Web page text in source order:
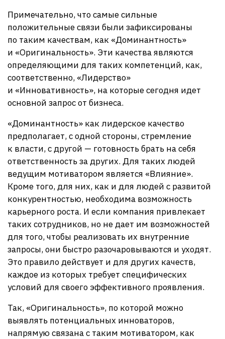
Примечательно, что самые сильные
положительные связи были зафиксированы
по таким качествам, как «Доминантность»
и «Оригинальность». Эти качества являются
определяющими для таких компетенций, как,
соответственно, «Лидерство»
и «Инновативность», на которые сегодня идет
основной запрос от бизнеса.
«Доминантность» как лидерское качество
предполагает, с одной стороны, стремление
к власти, с другой — готовность брать на себя
ответственность за других. Для таких людей
ведущим мотиватором является «Влияние».
Кроме того, для них, как и для людей с развитой
конкурентностью, необходима возможность
карьерного роста. И если компания привлекает
таких сотрудников, но не дает им возможностей
для того, чтобы реализовать их внутренние
запросы, они быстро разочаровываются и уходят.
Это правило действует и для других качеств,
каждое из которых требует специфических
условий для своего эффективного проявления.
Так, «Оригинальность», по которой можно
выявлять потенциальных инноваторов,
напрямую связана с таким мотиватором, как